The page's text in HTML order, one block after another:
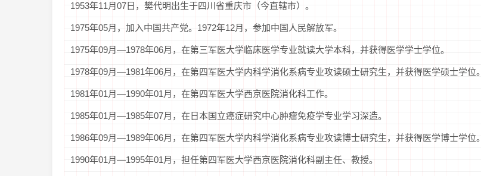
1953年11月07日，樊代明出生于四川省重庆市（今直辖市）。
1975年05月，加入中国共产党。1972年12月，参加中国人民解放军。
1975年09月—1978年06月，在第三军医大学临床医学专业就读大学本科，并获得医学学士学位。
1978年09月—1981年06月，在第四军医大学内科学消化系病专业攻读硕士研究生，并获得医学硕士学位。
1981年01月—1990年01月，在第四军医大学西京医院消化科工作。
1985年01月—1985年07月，在日本国立癌症研究中心肿瘤免疫学专业学习深造。
1986年09月—1989年06月，在第四军医大学内科学消化系病专业攻读博士研究生，并获得医学博士学位。
1990年01月—1995年01月，担任第四军医大学西京医院消化科副主任、教授。